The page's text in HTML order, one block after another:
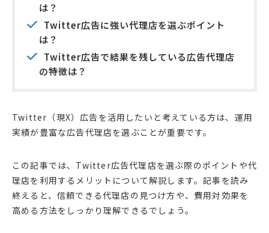
は？
Twitter広告に強い代理店を選ぶポイント
は？
Twitter広告で結果を残している広告代理店
の特徴は？
Twitter（現X）広告を活用したいと考えている方は、運用
実績が豊富な広告代理店を選ぶことが重要です。
この記事では、Twitter広告代理店を選ぶ際のポイントや代
理店を利用するメリットについて解説します。記事を読み
終えると、信頼できる代理店の見つけ方や、費用対効果を
高める方法をしっかり理解できるでしょう。